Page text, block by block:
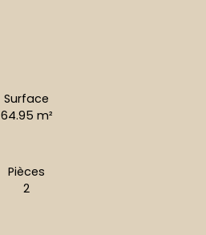
Surface
64.95 m²
Pièces
2